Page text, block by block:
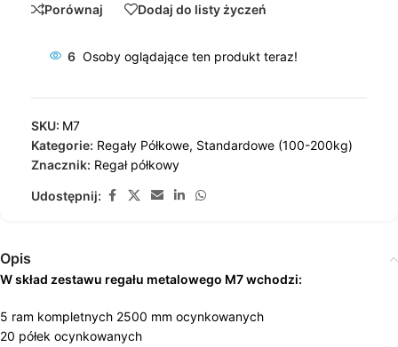
Porównaj Dodaj do listy życzeń
6 Osoby oglądające ten produkt teraz!
SKU: M7
Kategorie: Regały Półkowe, Standardowe (100-200kg)
Znacznik: Regał półkowy
Udostępnij:
Opis
W skład zestawu regału metalowego M7 wchodzi:
5 ram kompletnych 2500 mm ocynkowanych
20 półek ocynkowanych